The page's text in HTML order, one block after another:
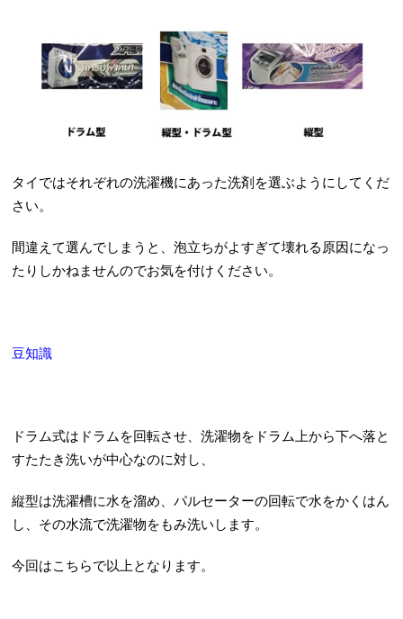
タイではそれぞれの洗濯機にあった洗剤を選ぶようにしてくだ
さい。
間違えて選んでしまうと、泡立ちがよすぎて壊れる原因になっ
たりしかねませんのでお気を付けください。
豆知識
ドラム式はドラムを回転させ、洗濯物をドラム上から下へ落と
すたたき洗いが中心なのに対し、
縦型は洗濯槽に水を溜め、パルセーターの回転で水をかくはん
し、その水流で洗濯物をもみ洗いします。
今回はこちらで以上となります。